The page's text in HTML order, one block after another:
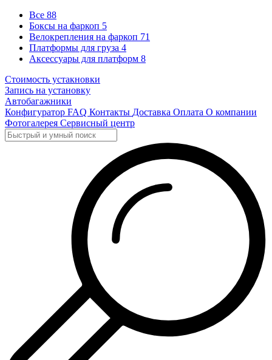
Все 88
Боксы на фаркоп 5
Велокрепления на фаркоп 71
Платформы для груза 4
Аксессуары для платформ 8
Стоимость устакновки
Запись на установку
Автобагажники
Конфигуратор FAQ Контакты Доставка Оплата О компании
Фотогалерея Сервисный центр